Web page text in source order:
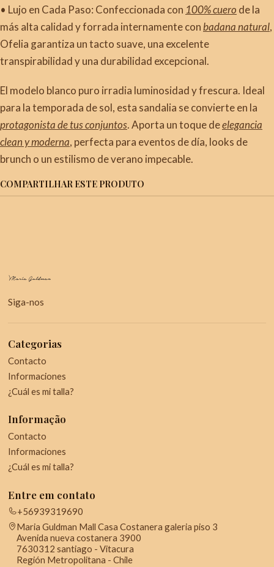
• Lujo en Cada Paso: Confeccionada con 100% cuero de la
más alta calidad y forrada internamente conbadana natural,
Ofelia garantiza un tacto suave, una excelente
transpirabilidad y una durabilidad excepcional.
El modelo blanco puro irradia luminosidad y frescura. Ideal
para la temporada de sol, esta sandalia se convierte en la
protagonista de tus conjuntos. Aporta un toque deelegancia
clean y moderna, perfecta para eventos de día, looks de
brunch o un estilismo de verano impecable.
COMPARTILHAR ESTE PRODUTO
Siga-nos
Categorias
Contacto
Informaciones
¿Cuál es mi talla?
Informação
Contacto
Informaciones
¿Cuál es mi talla?
Entre em contato
+56939319690
Maria Guldman Mall Casa Costanera galeria piso 3
Avenida nueva costanera 3900
7630312 santiago - Vitacura
Región Metropolitana - Chile